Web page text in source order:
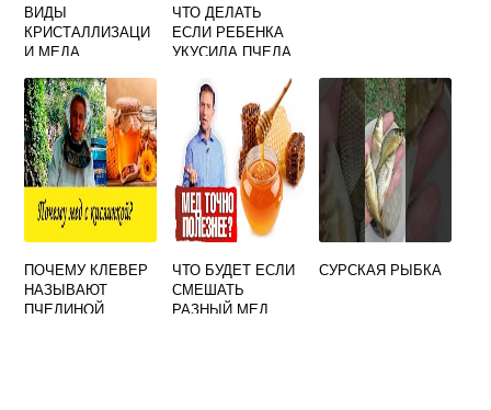
ВИДЫ
КРИСТАЛЛИЗАЦИ
И МЕДА
ЧТО ДЕЛАТЬ
ЕСЛИ РЕБЕНКА
УКУСИЛА ПЧЕЛА
ПОЧЕМУ КЛЕВЕР
НАЗЫВАЮТ
ПЧЕЛИНОЙ
ЧТО БУДЕТ ЕСЛИ
СМЕШАТЬ
РАЗНЫЙ МЕД
СУРСКАЯ РЫБКА